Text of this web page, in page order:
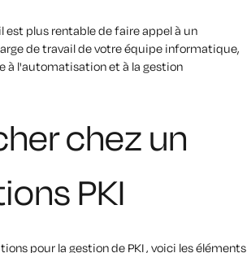
plus rentable de faire appel à un
de travail de votre équipe informatique,
à l'automatisation et à la gestion
chez un
PKI
pour la gestion de PKI , voici les éléments